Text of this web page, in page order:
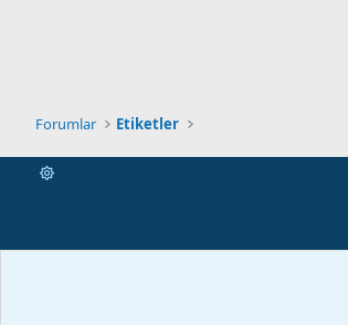
Forumlar Etiketler